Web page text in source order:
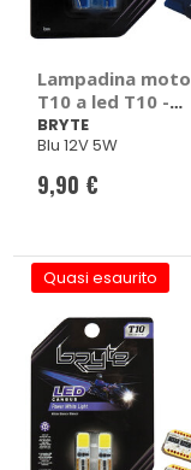
Lampadina moto
T10 a led T10 -
BRYTE
BRYTE
Blu 12V 5W
9,90 €
Quasi esaurito